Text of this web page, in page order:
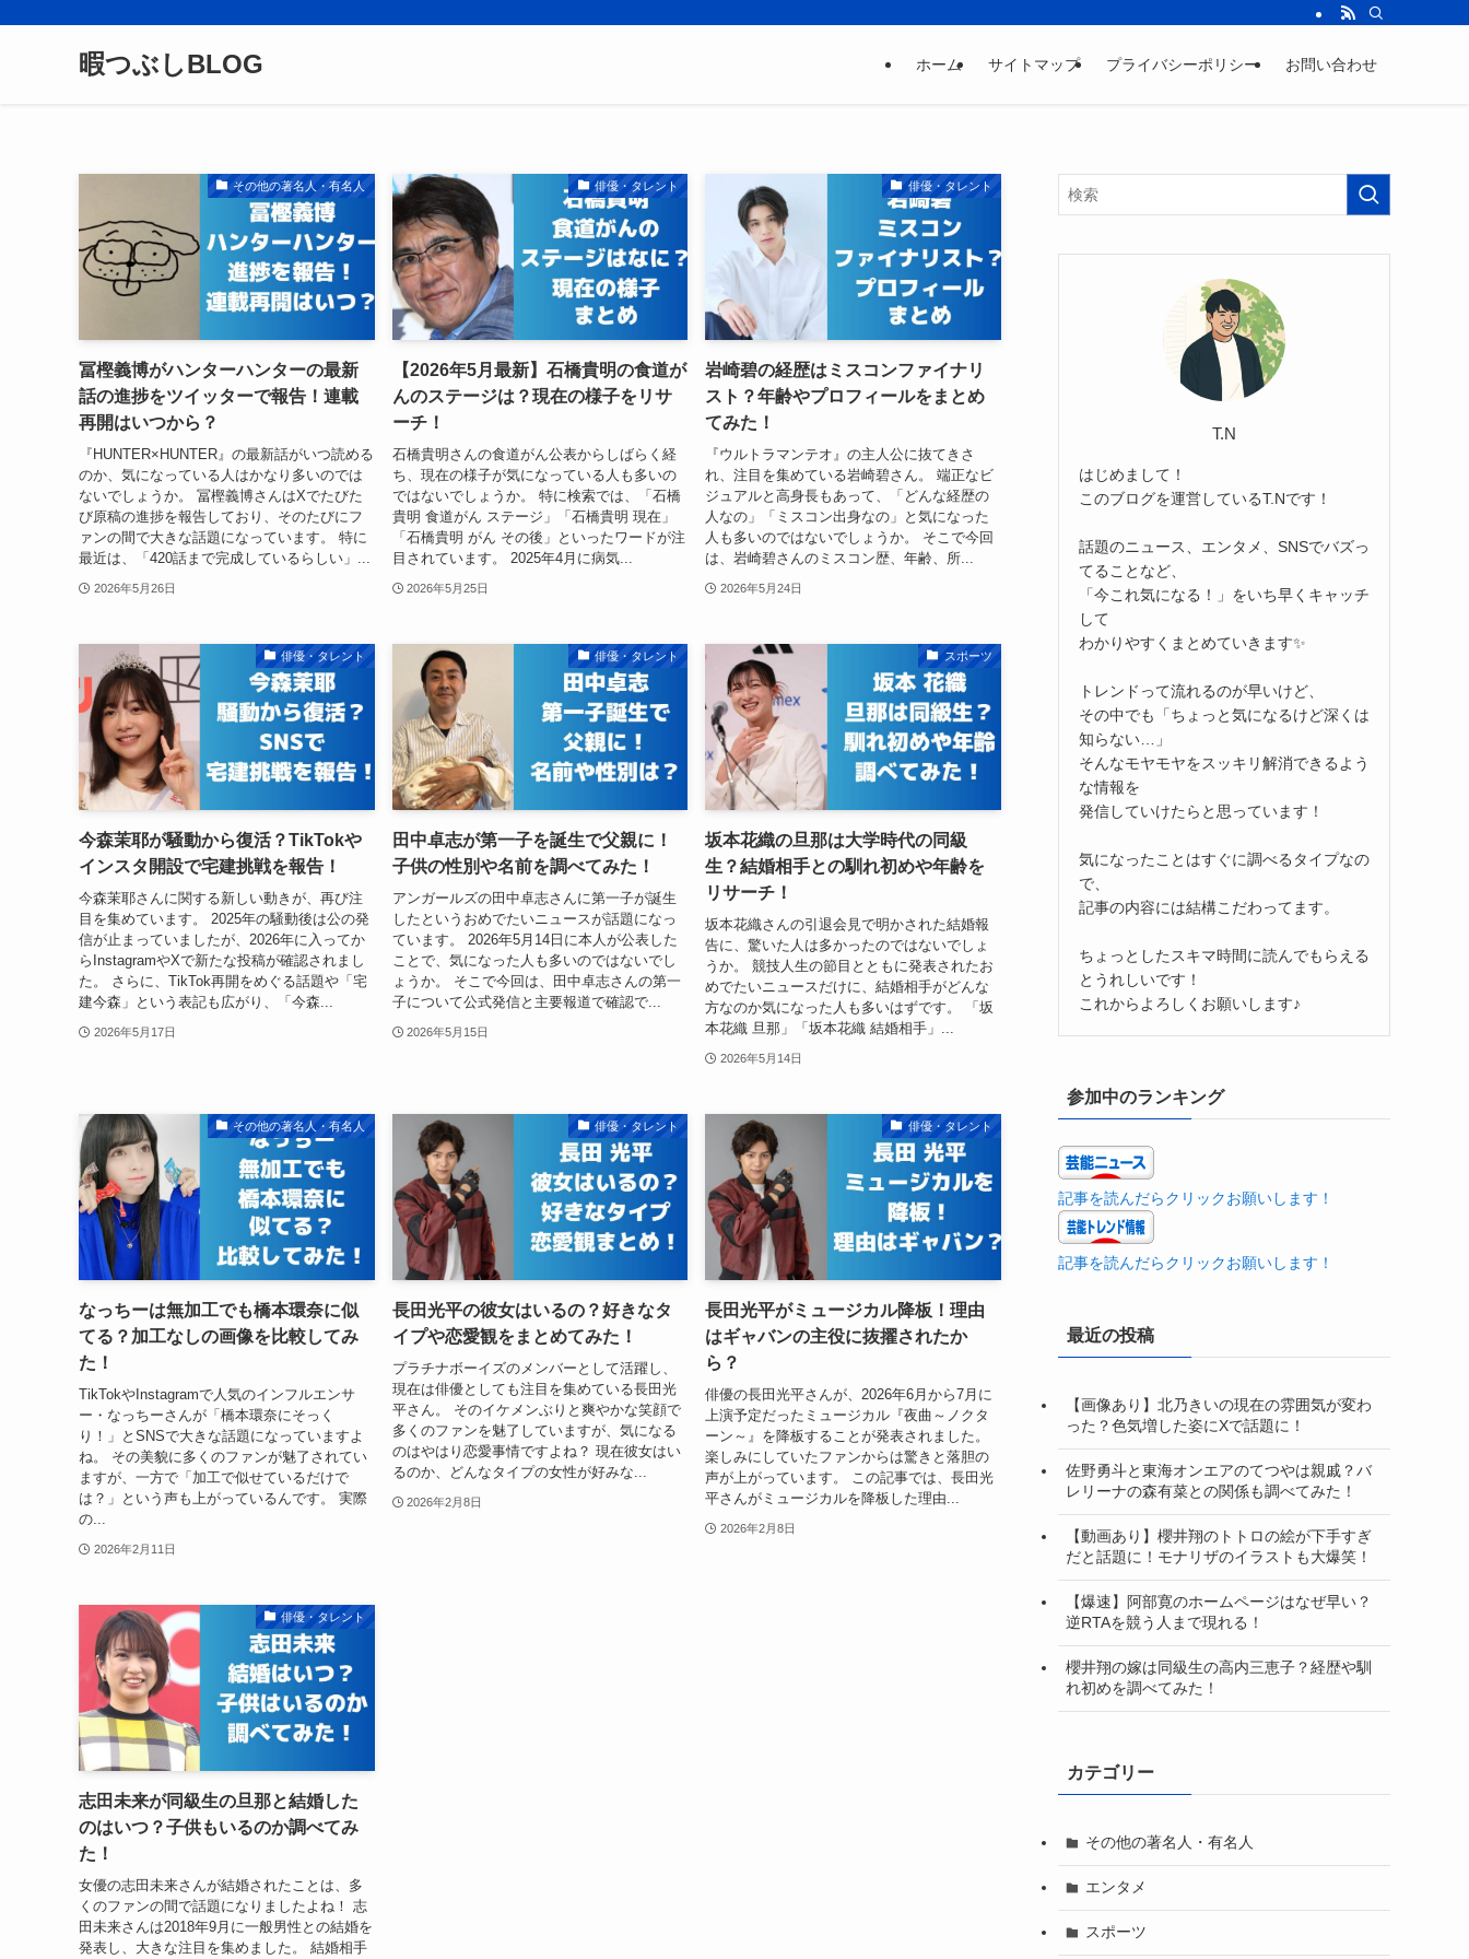
暇つぶしBLOG ホーム サイトマップ プライバシーポリシー お問い合わせ
その他の著名人・有名人
冨樫義博がハンターハンターの最新
話の進捗をツイッターで報告！連載
再開はいつから？
『HUNTER×HUNTER』の最新話がいつ読める
のか、気になっている人はかなり多いのでは
ないでしょうか。 冨樫義博さんはXでたびた
び原稿の進捗を報告しており、そのたびにフ
ァンの間で大きな話題になっています。 特に
最近は、「420話まで完成しているらしい」...
2026年5月26日
俳優・タレント
【2026年5月最新】石橋貴明の食道が
んのステージは？現在の様子をリサ
ーチ！
石橋貴明さんの食道がん公表からしばらく経
ち、現在の様子が気になっている人も多いの
ではないでしょうか。 特に検索では、「石橋
貴明 食道がん ステージ」「石橋貴明 現在」
「石橋貴明 がん その後」といったワードが注
目されています。 2025年4月に病気...
2026年5月25日
俳優・タレント
岩崎碧の経歴はミスコンファイナリ
スト？年齢やプロフィールをまとめ
てみた！
『ウルトラマンテオ』の主人公に抜てきさ
れ、注目を集めている岩崎碧さん。 端正なビ
ジュアルと高身長もあって、「どんな経歴の
人なの」「ミスコン出身なの」と気になった
人も多いのではないでしょうか。 そこで今回
は、岩崎碧さんのミスコン歴、年齢、所...
2026年5月24日
俳優・タレント
今森茉耶が騒動から復活？TikTokや
インスタ開設で宅建挑戦を報告！
今森茉耶さんに関する新しい動きが、再び注
目を集めています。 2025年の騒動後は公の発
信が止まっていましたが、2026年に入ってか
らInstagramやXで新たな投稿が確認されまし
た。 さらに、TikTok再開をめぐる話題や「宅
建今森」という表記も広がり、「今森...
2026年5月17日
俳優・タレント
田中卓志が第一子を誕生で父親に！
子供の性別や名前を調べてみた！
アンガールズの田中卓志さんに第一子が誕生
したというおめでたいニュースが話題になっ
ています。 2026年5月14日に本人が公表した
ことで、気になった人も多いのではないでし
ょうか。 そこで今回は、田中卓志さんの第一
子について公式発信と主要報道で確認で...
2026年5月15日
スポーツ
坂本花織の旦那は大学時代の同級
生？結婚相手との馴れ初めや年齢を
リサーチ！
坂本花織さんの引退会見で明かされた結婚報
告に、驚いた人は多かったのではないでしょ
うか。 競技人生の節目とともに発表されたお
めでたいニュースだけに、結婚相手がどんな
方なのか気になった人も多いはずです。 「坂
本花織 旦那」「坂本花織 結婚相手」...
2026年5月14日
その他の著名人・有名人
なっちーは無加工でも橋本環奈に似
てる？加工なしの画像を比較してみ
た！
TikTokやInstagramで人気のインフルエンサ
ー・なっちーさんが「橋本環奈にそっく
り！」とSNSで大きな話題になっていますよ
ね。 その美貌に多くのファンが魅了されてい
ますが、一方で「加工で似せているだけで
は？」という声も上がっているんです。 実際
の...
2026年2月11日
俳優・タレント
長田光平の彼女はいるの？好きなタ
イプや恋愛観をまとめてみた！
プラチナボーイズのメンバーとして活躍し、
現在は俳優としても注目を集めている長田光
平さん。 そのイケメンぶりと爽やかな笑顔で
多くのファンを魅了していますが、気になる
のはやはり恋愛事情ですよね？ 現在彼女はい
るのか、どんなタイプの女性が好みな...
2026年2月8日
俳優・タレント
長田光平がミュージカル降板！理由
はギャバンの主役に抜擢されたか
ら？
俳優の長田光平さんが、2026年6月から7月に
上演予定だったミュージカル『夜曲～ノクタ
ーン～』を降板することが発表されました。
楽しみにしていたファンからは驚きと落胆の
声が上がっています。 この記事では、長田光
平さんがミュージカルを降板した理由...
2026年2月8日
俳優・タレント
志田未来が同級生の旦那と結婚した
のはいつ？子供もいるのか調べてみ
た！
女優の志田未来さんが結婚されたことは、多
くのファンの間で話題になりましたよね！ 志
田未来さんは2018年9月に一般男性との結婚を
発表し、大きな注目を集めました。 結婚相手
T.N
はじめまして！
このブログを運営しているT.Nです！
話題のニュース、エンタメ、SNSでバズっ
てることなど、
「今これ気になる！」をいち早くキャッチ
して
わかりやすくまとめていきます✨
トレンドって流れるのが早いけど、
その中でも「ちょっと気になるけど深くは
知らない…」
そんなモヤモヤをスッキリ解消できるよう
な情報を
発信していけたらと思っています！
気になったことはすぐに調べるタイプなの
で、
記事の内容には結構こだわってます。
ちょっとしたスキマ時間に読んでもらえる
とうれしいです！
これからよろしくお願いします♪
参加中のランキング
記事を読んだらクリックお願いします！
記事を読んだらクリックお願いします！
最近の投稿
【画像あり】北乃きいの現在の雰囲気が変わ
った？色気増した姿にXで話題に！
佐野勇斗と東海オンエアのてつやは親戚？バ
レリーナの森有菜との関係も調べてみた！
【動画あり】櫻井翔のトトロの絵が下手すぎ
だと話題に！モナリザのイラストも大爆笑！
【爆速】阿部寛のホームページはなぜ早い？
逆RTAを競う人まで現れる！
櫻井翔の嫁は同級生の高内三恵子？経歴や馴
れ初めを調べてみた！
カテゴリー
その他の著名人・有名人
エンタメ
スポーツ